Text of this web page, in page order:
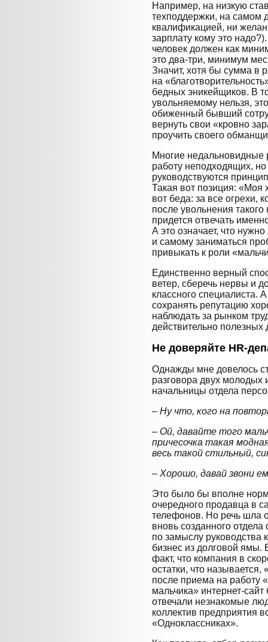
Например, на низкую
техподдержки, на самом
квалификацией, ни
зарплату кому это
человек должен как
это два-три, минимум
Значит, хотя бы сумма в
на
бедных эникейщиков. В
увольняемому нельзя,
обиженный бывший
вернуть свои «кровно
проучить своего
Многие недальновидные
работу неподходящих,
руководствуются
Такая вот позиция: «Моя
вот беда: за все огрехи,
после увольнения
придется отвечать
А это означает, что
и самому заниматься
привыкать к роли
Единственно верный
ветер, сберечь нервы и
классного специалиста.
сохранять репутацию
наблюдать за рынком
действительно полезных
Не доверяйте HR-
Однажды мне довелось
разговора двух молодых
начальницы отдела
– Ну что, кого на
– Ой, давайте того
причесочка такая
весь такой стильный,
– Хорошо, давай звони
Это было бы вполне
очередного продавца в
телефонов. Но речь шла
вновь созданного
по замыслу
бизнес из долговой ямы.
факт, что компания в
остатки, что
после приема на работу
мальчика» интернет-
отвечали незнакомые
коллектив предприятия
«Одноклассниках».